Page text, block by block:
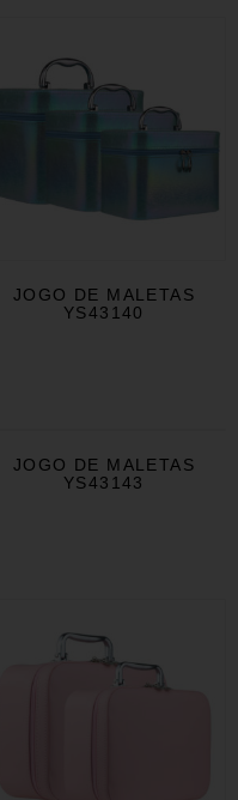
JOGO DE MALETAS
YS43140
JOGO DE MALETAS
YS43143